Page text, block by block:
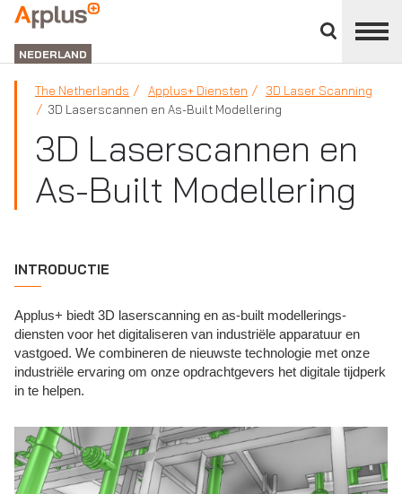
divisions
panel
APPLUS+
NEDERLAND
The Netherlands Applus+ Diensten
3D Laser Scanning
3D Laserscannen en As-Built Modellering
3D Laserscannen en
As-Built Modellering
INTRODUCTIE
Applus+ biedt 3D laserscanning en as-built modellerings-
diensten voor het digitaliseren van industriële apparatuur en
vastgoed. We combineren de nieuwste technologie met onze
industriële ervaring om onze opdrachtgevers het digitale tijdperk
in te helpen.